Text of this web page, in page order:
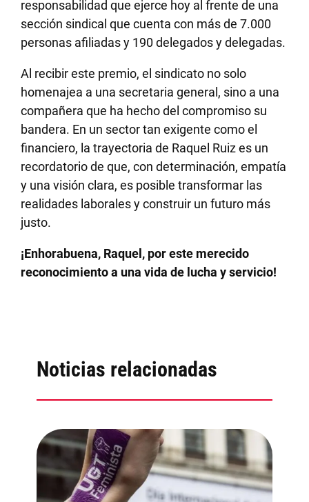
responsabilidad que ejerce hoy al frente de una
sección sindical que cuenta con más de 7.000
personas afiliadas y 190 delegados y delegadas.
Al recibir este premio, el sindicato no solo
homenajea a una secretaria general, sino a una
compañera que ha hecho del compromiso su
bandera. En un sector tan exigente como el
financiero, la trayectoria de Raquel Ruiz es un
recordatorio de que, con determinación, empatía
y una visión clara, es posible transformar las
realidades laborales y construir un futuro más
justo.
¡Enhorabuena, Raquel, por este merecido
reconocimiento a una vida de lucha y servicio!
Noticias relacionadas